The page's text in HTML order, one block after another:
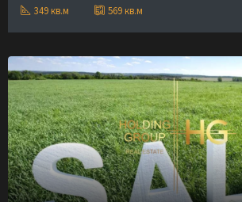
349 кв.м 569 кв.м